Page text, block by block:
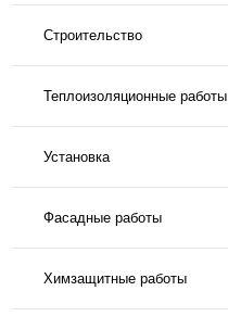
Строительство
Теплоизоляционные работы
Установка
Фасадные работы
Химзащитные работы